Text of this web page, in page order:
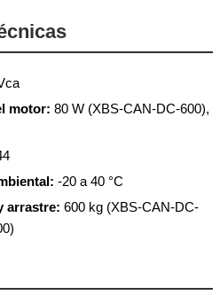
motor: 80 W (XBS-CAN-DC-600),
-20 a 40 °C
arrastre: 600 kg (XBS-CAN-DC-